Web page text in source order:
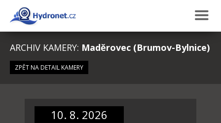
ARCHIV KAMERY: Maděrovec (Brumov-Bylnice)
ZPĚT NA DETAIL KAMERY
10. 8. 2026